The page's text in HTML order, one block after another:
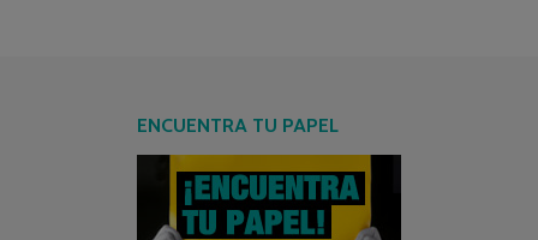
ENCUENTRA TU PAPEL